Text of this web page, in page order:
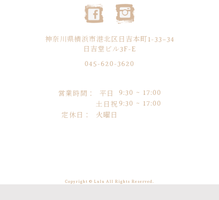
神奈川県横浜市港北区日吉本町1-33−34
日吉堂ビル3F-E
045-620-3620
営業時間： 平日
9:30 ~ 17:00
土日祝 9:30 ~ 17:00
定休日：
火曜日
Copyright © Lulu All Rights Reserved.